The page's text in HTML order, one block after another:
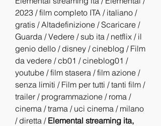
2023 / film completo ITA / italiano /
gratis / Altadefinizione / Scaricare /
Guarda / Vedere / sub ita / netflix / il
genio dello / disney / cineblog / Film
da vedere / cb01 / cineblog01 /
youtube / film stasera / film azione /
senza limiti / Film per tutti / tanti film /
trailer / programmazione / roma /
cinema / trama / uci cinema / milano
/ diretta / Elemental streaming ita,